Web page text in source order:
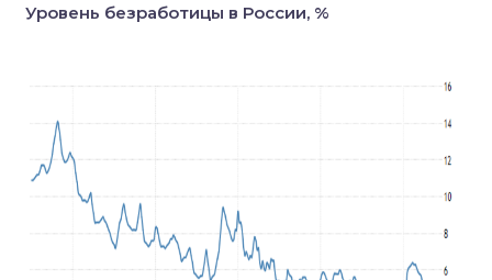
Уровень безработицы в России, %